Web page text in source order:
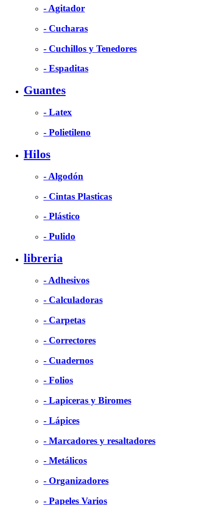
- Agitador
- Cucharas
- Cuchillos y Tenedores
- Espaditas
Guantes
- Latex
- Polietileno
Hilos
- Algodón
- Cintas Plasticas
- Plástico
- Pulido
libreria
- Adhesivos
- Calculadoras
- Carpetas
- Correctores
- Cuadernos
- Folios
- Lapiceras y Biromes
- Lápices
- Marcadores y resaltadores
- Metálicos
- Organizadores
- Papeles Varios